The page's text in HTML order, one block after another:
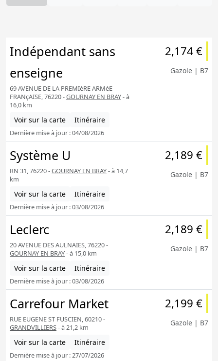
Indépendant sans
enseigne
69 AVENUE DE LA PREMIèRE ARMéE
FRANçAISE, 76220 -GOURNAY EN BRAY- à
16,0 km
Voir sur la carte Itinéraire
Dernière mise à jour : 04/08/2026
2,174 €
Gazole | B7
Système U
RN 31, 76220 -GOURNAY EN BRAY- à 14,7
km
Voir sur la carte Itinéraire
Dernière mise à jour : 03/08/2026
2,189 €
Gazole | B7
Leclerc
20 AVENUE DES AULNAIES, 76220 -
GOURNAY EN BRAY- à 15,0 km
Voir sur la carte Itinéraire
Dernière mise à jour : 03/08/2026
2,189 €
Gazole | B7
Carrefour Market
RUE EUGENE ST FUSCIEN, 60210 -
GRANDVILLIERS- à 21,2 km
Voir sur la carte Itinéraire
Dernière mise à jour : 27/07/2026
2,199 €
Gazole | B7